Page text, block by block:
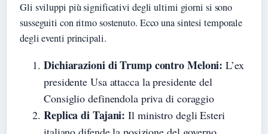
Gli sviluppi più significativi degli ultimi giorni si sono
susseguiti con ritmo sostenuto. Ecco una sintesi temporale
degli eventi principali.
Dichiarazioni di Trump contro Meloni: L’ex
presidente Usa attacca la presidente del
Consiglio definendola priva di coraggio
Replica di Tajani: Il ministro degli Esteri